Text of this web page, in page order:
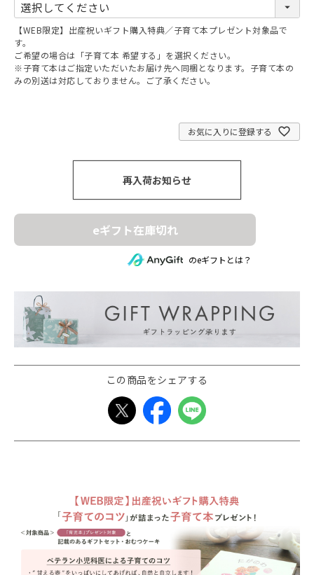
必
須
【WEB限定】出産祝いギフト購入特典／子育て本プレゼント対象品で
す。
ご希望の場合は「子育て本 希望する」を選択ください。
※子育て本はご指定いただいたお届け先へ同梱となります。子育て本の
みの別送は対応しておりません。ご了承ください。
お気に入りに登録する
再入荷お知らせ
eギフト在庫切れ
のeギフトとは？
この商品をシェアする